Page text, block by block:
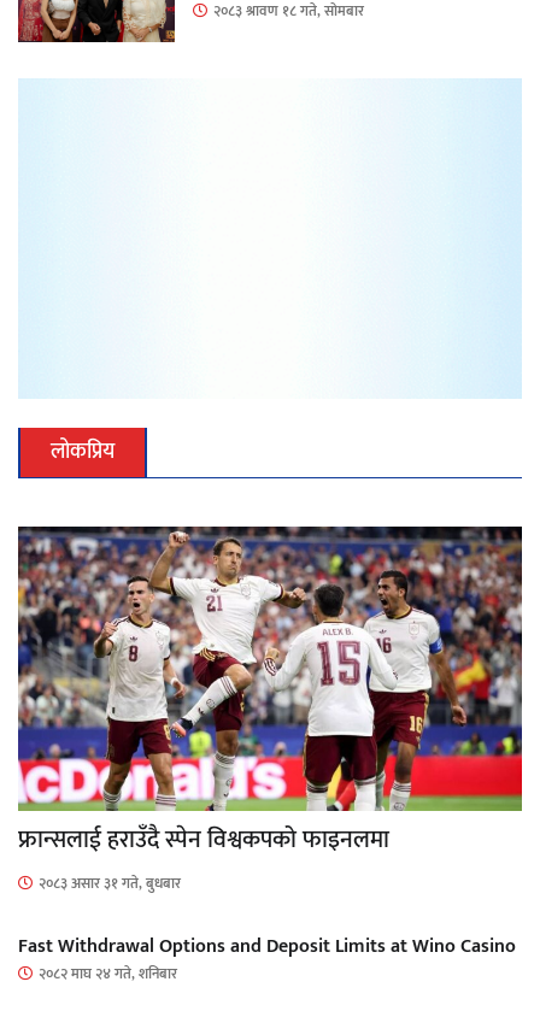
२०८३ श्रावण १८ गते, सोमबार
लोकप्रिय
फ्रान्सलाई हराउँदै स्पेन विश्वकपको फाइनलमा
२०८३ असार ३१ गते, बुधबार
Fast Withdrawal Options and Deposit Limits at Wino Casino
२०८२ माघ २४ गते, शनिबार